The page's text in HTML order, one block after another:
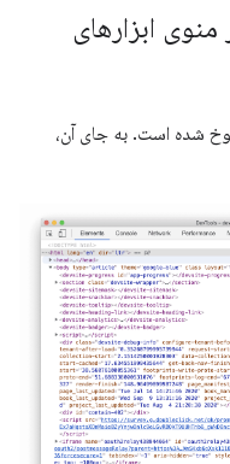
منوی ابزارهای
شده است. به جای آن،